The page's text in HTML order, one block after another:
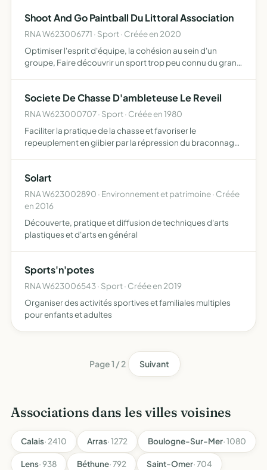
Shoot And Go Paintball Du Littoral Association
RNA W623006771 · Sport · Créée en 2020
Optimiser l'esprit d'équipe, la cohésion au sein d'un
groupe, Faire découvrir un sport trop peu connu du grand
Societe De Chasse D'ambleteuse Le Reveil
RNA W623000707 · Sport · Créée en 1980
Faciliter la pratique de la chasse et favoriser le
repeuplement en giibier par la répression du braconnage
Solart
RNA W623002890 · Environnement et patrimoine · Créée
en 2016
Découverte, pratique et diffusion de techniques d'arts
plastiques et d'arts en général
Sports'n'potes
RNA W623006543 · Sport · Créée en 2019
Organiser des activités sportives et familiales multiples
pour enfants et adultes
Page 1 / 2 Suivant
Associations dans les villes voisines
Calais· 2410 Arras· 1272 Boulogne-Sur-Mer· 1080
Lens· 938 Béthune· 792 Saint-Omer· 704